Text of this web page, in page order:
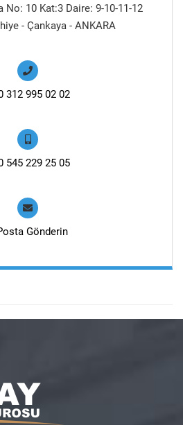
No: 10 Kat:3 Daire: 9-10-11-12
- Çankaya - ANKARA
312 995 02 02
545 229 25 05
Gönderin